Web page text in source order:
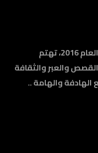
مدونة سودانية تم تأسيسها في العام 2016، تهتم
والعبر والثقافة
والهامة ..